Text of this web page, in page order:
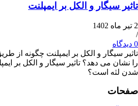
و الکل بر ایمپلنت
و الکل بر ایمپلنت چگونه از طریق
می دهد؟ تاثیر سیگار و الکل بر ایمپلنت از
است؟